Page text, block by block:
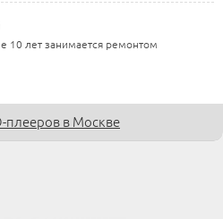
10 лет занимается ремонтом
плееров в Москве